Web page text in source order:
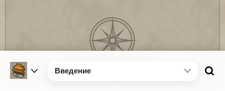
Введение